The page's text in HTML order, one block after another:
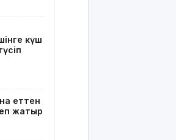
күш
еттен
жатыр